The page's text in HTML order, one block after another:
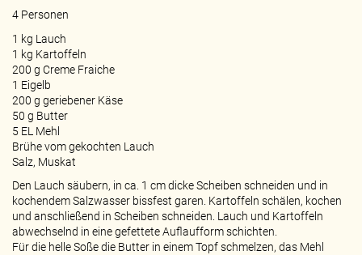
4 Personen
1 kg Lauch
1 kg Kartoffeln
200 g Creme Fraiche
1 Eigelb
200 g geriebener Käse
50 g Butter
5 EL Mehl
Brühe vom gekochten Lauch
Salz, Muskat
Den Lauch säubern, in ca. 1 cm dicke Scheiben schneiden und in
kochendem Salzwasser bissfest garen. Kartoffeln schälen, kochen
und anschließend in Scheiben schneiden. Lauch und Kartoffeln
abwechselnd in eine gefettete Auflaufform schichten.
Für die helle Soße die Butter in einem Topf schmelzen, das Mehl